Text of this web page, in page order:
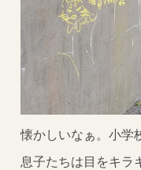
懐かしいなぁ。小学
息子たちは目をキラ